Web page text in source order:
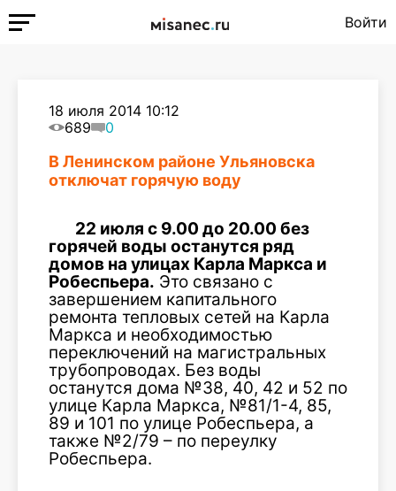
Войти
18 июля 2014 10:12
689
0
В Ленинском районе Ульяновска
отключат горячую воду
22 июля с 9.00 до 20.00 без
горячей воды останутся ряд
домов на улицах Карла Маркса и
Робеспьера. Это связано с
завершением капитального
ремонта тепловых сетей на Карла
Маркса и необходимостью
переключений на магистральных
трубопроводах. Без воды
останутся дома №38, 40, 42 и 52 по
улице Карла Маркса, №81/1-4, 85,
89 и 101 по улице Робеспьера, а
также №2/79 – по переулку
Робеспьера.